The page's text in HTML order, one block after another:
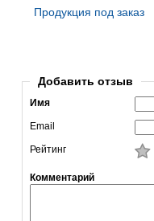
Продукция под заказ
Добавить отзыв
Имя
Email
Рейтинг
Комментарий